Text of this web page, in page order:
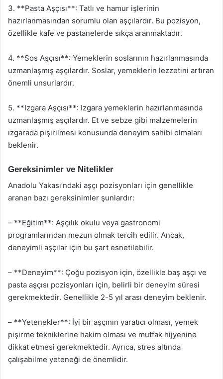
3. **Pasta Aşçısı**: Tatlı ve hamur işlerinin
hazırlanmasından sorumlu olan aşçılardır. Bu pozisyon,
özellikle kafe ve pastanelerde sıkça aranmaktadır.
4. **Sos Aşçısı**: Yemeklerin soslarının hazırlanmasında
uzmanlaşmış aşçılardır. Soslar, yemeklerin lezzetini artıran
önemli unsurlardır.
5. **Izgara Aşçısı**: Izgara yemeklerin hazırlanmasında
uzmanlaşmış aşçılardır. Et ve sebze gibi malzemelerin
ızgarada pişirilmesi konusunda deneyim sahibi olmaları
beklenir.
Gereksinimler ve Nitelikler
Anadolu Yakası’ndaki aşçı pozisyonları için genellikle
aranan bazı gereksinimler şunlardır:
– **Eğitim**: Aşçılık okulu veya gastronomi
programlarından mezun olmak tercih edilir. Ancak,
deneyimli aşçılar için bu şart esnetilebilir.
– **Deneyim**: Çoğu pozisyon için, özellikle baş aşçı ve
pasta aşçısı pozisyonları için, belirli bir deneyim süresi
gerekmektedir. Genellikle 2-5 yıl arası deneyim beklenir.
– **Yetenekler**: İyi bir aşçının yaratıcı olması, yemek
pişirme tekniklerine hakim olması ve mutfak hijyenine
dikkat etmesi gerekmektedir. Ayrıca, stres altında
çalışabilme yeteneği de önemlidir.